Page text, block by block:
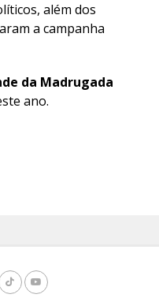
além dos
a campanha
da Madrugada
ano.